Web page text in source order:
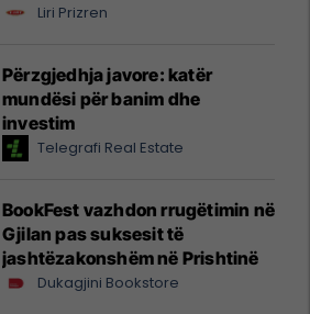
Liri Prizren
Përzgjedhja javore: katër
mundësi për banim dhe
investim
Telegrafi Real Estate
BookFest vazhdon rrugëtimin në
Gjilan pas suksesit të
jashtëzakonshëm në Prishtinë
Dukagjini Bookstore